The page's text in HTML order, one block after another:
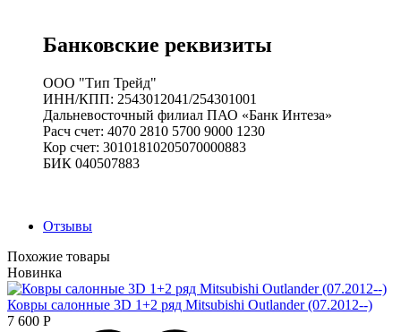
Банковские реквизиты
ООО "Тип Трейд"
ИНН/КПП: 2543012041/254301001
Дальневосточный филиал ПАО «Банк Интеза»
Расч счет: 4070 2810 5700 9000 1230
Кор счет: 30101810205070000883
БИК 040507883
Отзывы
Похожие товары
Новинка
Ковры салонные 3D 1+2 ряд Mitsubishi Outlander (07.2012--)
7 600 Р